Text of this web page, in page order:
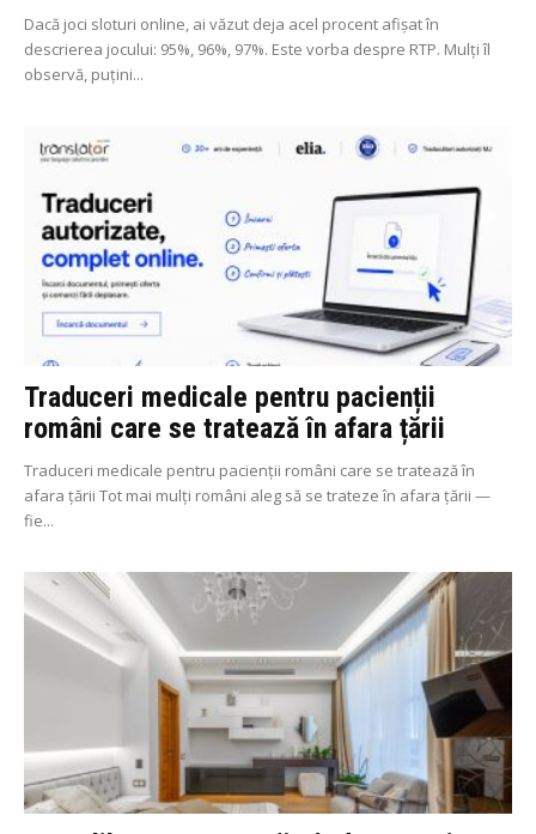
Dacă joci sloturi online, ai văzut deja acel procent afișat în
descrierea jocului: 95%, 96%, 97%. Este vorba despre RTP. Mulți îl
observă, puțini...
Traduceri medicale pentru pacienții
români care se tratează în afara țării
Traduceri medicale pentru pacienții români care se tratează în
afara țării Tot mai mulți români aleg să se trateze în afara țării —
fie...